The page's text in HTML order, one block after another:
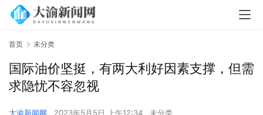
首页 未分类
国际油价坚挺，有两大利好因素支撑，但需
求隐忧不容忽视
大渝新闻网 2023年5月5日 上午12:34 未分类